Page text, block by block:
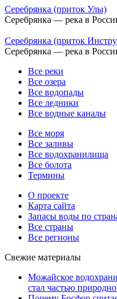
Серебрянка (приток Улы)
Серебрянка — река в
Серебрянка (приток
Серебрянка — река в
Все реки
Все озера
Все водопады
Все ледники
Все водные каналы
Все моря
Все заливы
Все водохранилища
Все болота
Термины
О проекте
Карта сайта
Запасы воды по
Все страны
Все регионы
Свежие материалы
Можайское
стал частью